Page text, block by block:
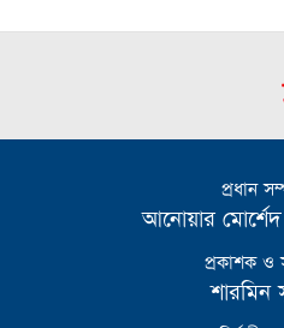
প্রধান
আনোয়ার
প্রকাশক ও
শারমিন